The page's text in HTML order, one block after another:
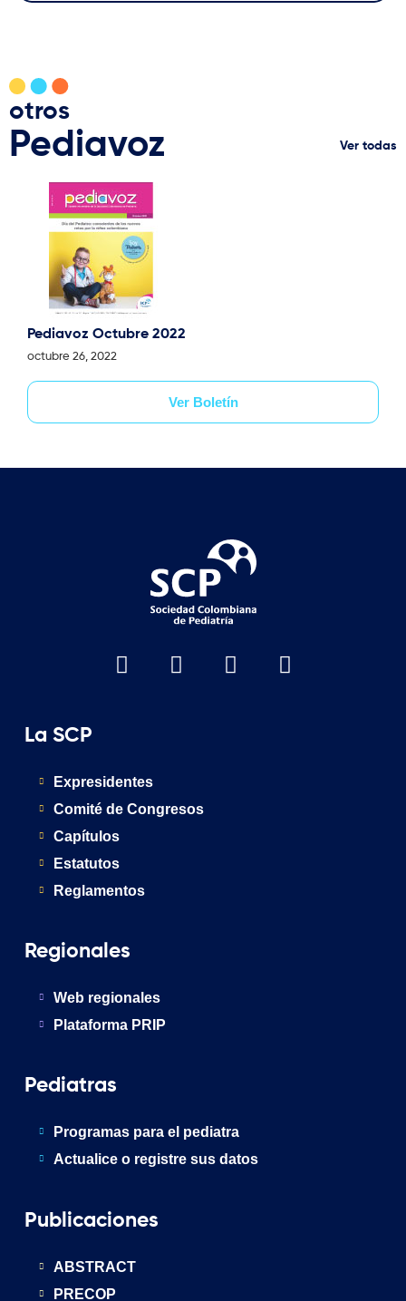
otros
Pediavoz Ver todas
Pediavoz Octubre 2022
octubre 26, 2022
Ver Boletín
La SCP
Expresidentes
Comité de Congresos
Capítulos
Estatutos
Reglamentos
Regionales
Web regionales
Plataforma PRIP
Pediatras
Programas para el pediatra
Actualice o registre sus datos
Publicaciones
ABSTRACT
PRECOP